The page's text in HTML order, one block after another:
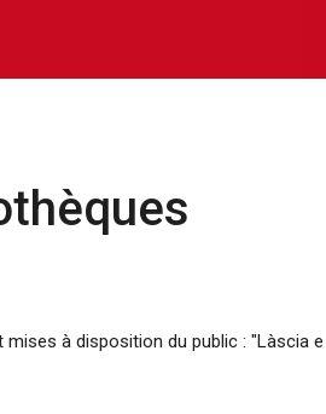
à disposition du public : "Làscia e